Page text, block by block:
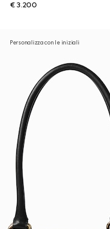
€ 3.200
Personalizza con le iniziali